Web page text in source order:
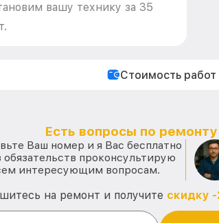
вашу технику за 35
Стоимость работ
Есть вопросы по
Ваш номер и я Вас бесплатно
обязательств проконсультирую
интересующим вопросам.
на ремонт и получите скидку -